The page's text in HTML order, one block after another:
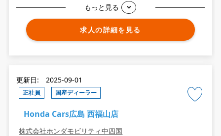
もっと見る
求人の詳細を見る
更新日: 2025-09-01
正社員 国産ディーラー
Honda Cars広島 西福山店
株式会社ホンダモビリティ中四国